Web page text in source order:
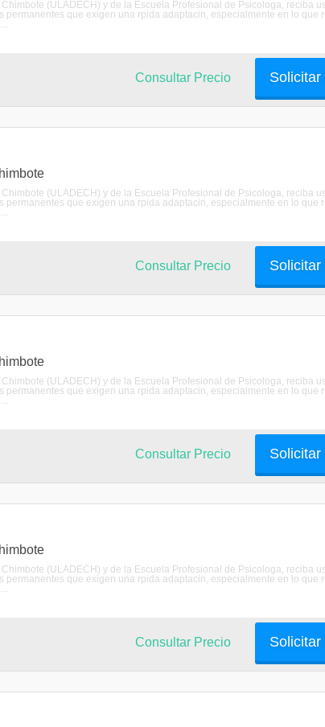
(ULADECH) y de la Escuela Profesional de Psicologa, reciba
permanentes que exigen una rpida adaptacin, especialmente en lo que
Solicitar
Consultar Precio
(ULADECH) y de la Escuela Profesional de Psicologa, reciba
permanentes que exigen una rpida adaptacin, especialmente en lo que
Solicitar
Consultar Precio
(ULADECH) y de la Escuela Profesional de Psicologa, reciba
permanentes que exigen una rpida adaptacin, especialmente en lo que
Solicitar
Consultar Precio
(ULADECH) y de la Escuela Profesional de Psicologa, reciba
permanentes que exigen una rpida adaptacin, especialmente en lo que
Solicitar
Consultar Precio